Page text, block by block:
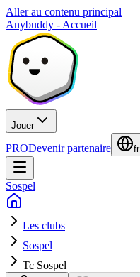
Aller au contenu principal
Anybuddy - Accueil
Jouer
PRODevenir partenaire fr
Sospel
Les clubs
Sospel
Tc Sospel